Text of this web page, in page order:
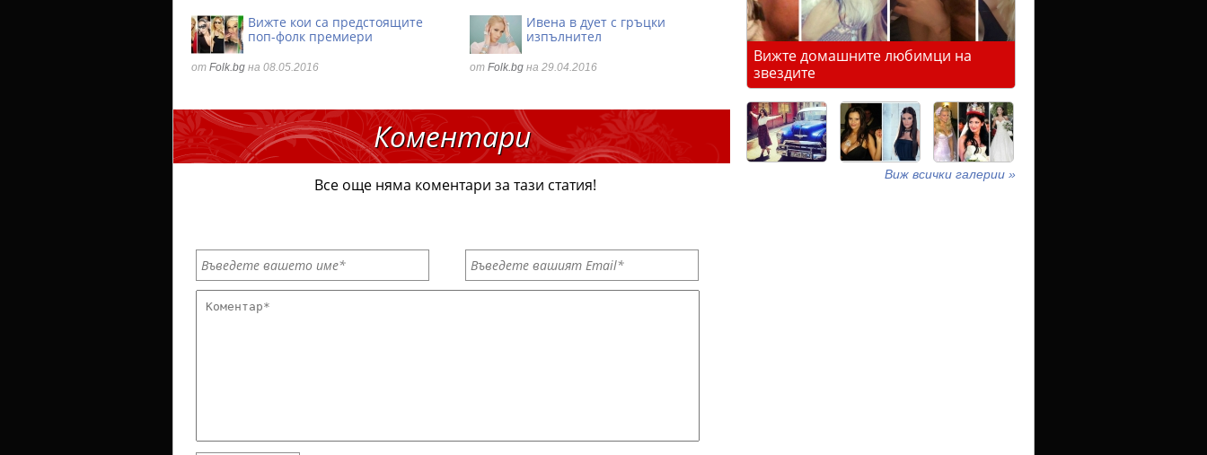
Вижте кои са предстоящите
поп-фолк премиери
от Folk.bg на 08.05.2016
Ивена в дует с гръцки
изпълнител
от Folk.bg на 29.04.2016
Коментари
Все още няма коментари за тази статия!
Вижте домашните любимци на
звездите
Виж всички галерии »